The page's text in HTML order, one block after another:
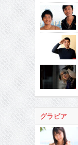
グラビア